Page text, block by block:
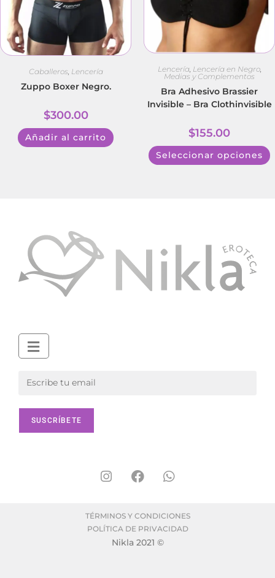
Caballeros Lencería
Zuppo Boxer Negro.
$300.00
Añadir al carrito
Lencería, Lencería en Negro,
Medias y Complementos
Bra Adhesivo Brassier
Invisible – Bra Clothinvisible
$155.00
Seleccionar opciones
TÉRMINOS Y CONDICIONES
POLÍTICA DE PRIVACIDAD
Nikla 2021 ©